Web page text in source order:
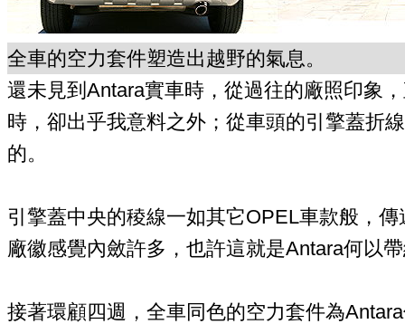
全車的空力套件塑造出越野的氣息。
還未見到Antara實車時，從過往的廠照印象
時，卻出乎我意料之外；從車頭的引擎蓋折
的。
引擎蓋中央的稜線一如其它OPEL車款般，
廠徽感覺內斂許多，也許這就是Antara何以
接著環顧四週，全車同色的空力套件為